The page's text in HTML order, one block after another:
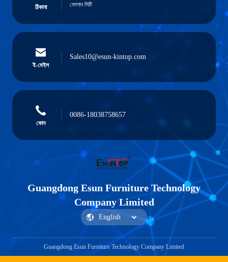
ঠিকানা
ফোশান সিটি
ই-মেইল
Sales10@esun-kintop.com
ফোন
0086-18038758657
Guangdong Esun Furniture Technology
Company Limited
Guangdong Esun Furniture Technology Company Limited